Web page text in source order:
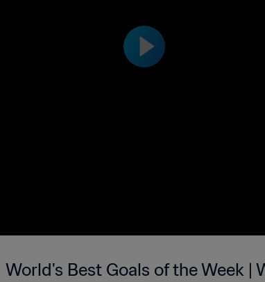
World's Best Goals of the Week |